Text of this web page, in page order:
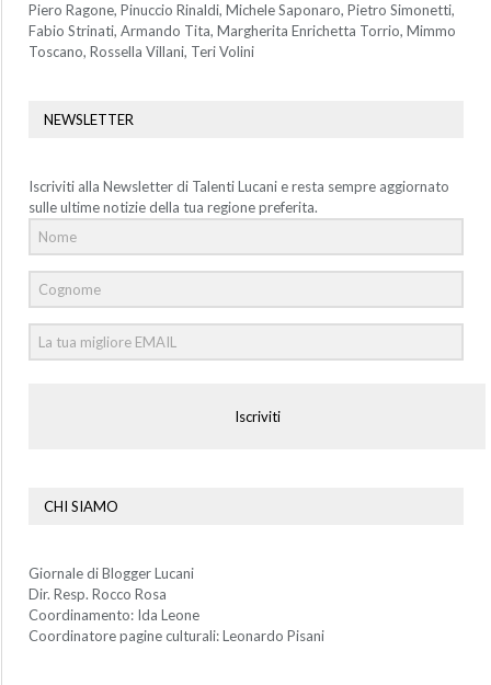
Piero Ragone, Pinuccio Rinaldi, Michele Saponaro, Pietro Simonetti,
Fabio Strinati, Armando Tita, Margherita Enrichetta Torrio, Mimmo
Toscano, Rossella Villani, Teri Volini
NEWSLETTER
Iscriviti alla Newsletter di Talenti Lucani e resta sempre aggiornato
sulle ultime notizie della tua regione preferita.
Iscriviti
CHI SIAMO
Giornale di Blogger Lucani
Dir. Resp. Rocco Rosa
Coordinamento: Ida Leone
Coordinatore pagine culturali: Leonardo Pisani